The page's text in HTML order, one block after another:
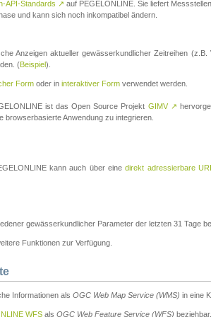
API-Standards ↗ auf PEGELONLINE. Sie liefert
und kann sich noch inkompatibel ändern.
Anzeigen aktueller gewässerkundlicher Zeitreihen
(Beispiel).
Form oder in interaktiver Form verwendet werden.
ist das Open Source Projekt GIMV ↗
browserbasierte Anwendung zu integrieren.
kann auch über einedirekt adressierbare URL
gewässerkundlicher Parameter der letzten 31 Tage
Funktionen zur Verfügung.
Informationen als OGC Web Map Service (WMS) in eine
WFS als OGC Web Feature Service (WFS) beziehbar.